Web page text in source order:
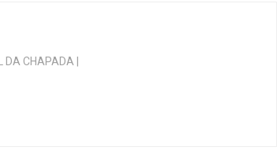
CHAPADA |